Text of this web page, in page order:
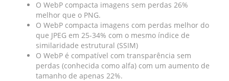
O WebP compacta imagens sem perdas 26%
melhor que o PNG.
O WebP compacta imagens com perdas melhor do
que JPEG em 25-34% com o mesmo índice de
similaridade estrutural (SSIM)
O WebP é compatível com transparência sem
perdas (conhecida como alfa) com um aumento de
tamanho de apenas 22%.